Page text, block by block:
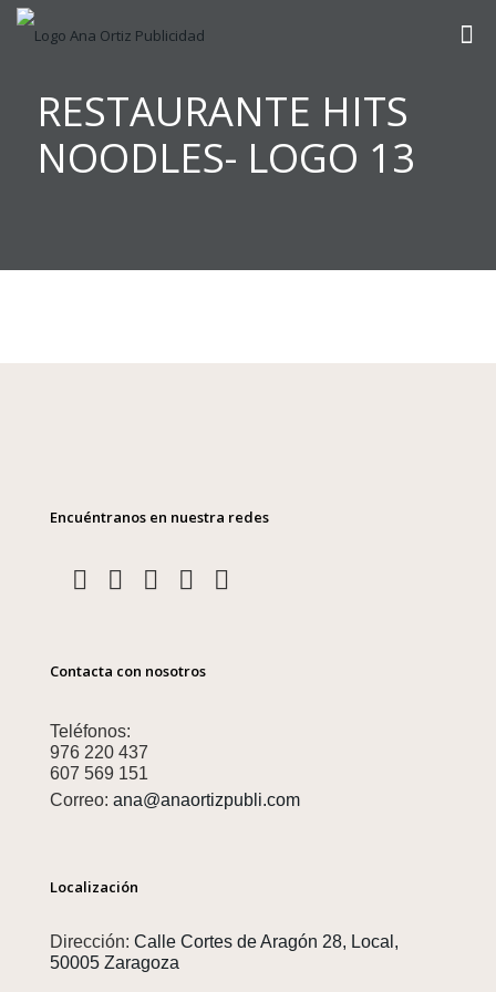
RESTAURANTE HITS
NOODLES- LOGO 13
Encuéntranos en nuestra redes
Contacta con nosotros
Teléfonos:
976 220 437
607 569 151
Correo: ana@anaortizpubli.com
Localización
Dirección: Calle Cortes de Aragón 28, Local,
50005 Zaragoza